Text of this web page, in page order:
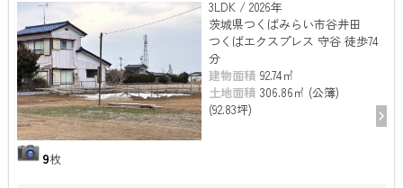
9枚
3LDK / 2026年
茨城県つくばみらい市谷井田
つくばエクスプレス 守谷 徒歩74
分
建物面積 92.74㎡
土地面積 306.86㎡ (公簿)
(92.83坪)